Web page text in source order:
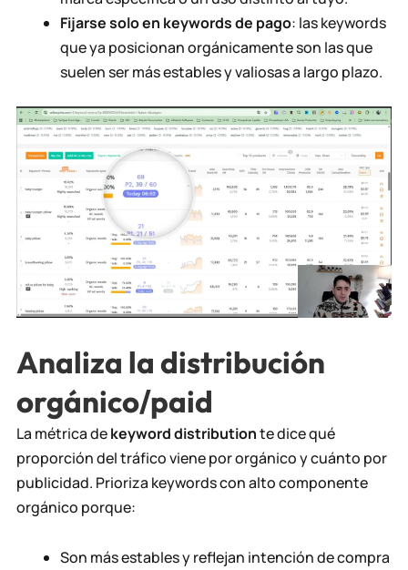
Fijarse solo en keywords de pago: las keywords
que ya posicionan orgánicamente son las que
suelen ser más estables y valiosas a largo plazo.
Analiza la distribución
orgánico/paid
La métrica dekeyword distributionte dice qué
proporción del tráfico viene por orgánico y cuánto por
publicidad. Prioriza keywords con alto componente
orgánico porque:
Son más estables y reflejan intención de compra